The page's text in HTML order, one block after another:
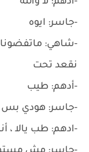
-جاسر: ايوه
-شاهي: ماتفضونا
نقعد تحت
-أدهم: طيب
-جاسر: هودي بس
-ادهم: طب يالا ،